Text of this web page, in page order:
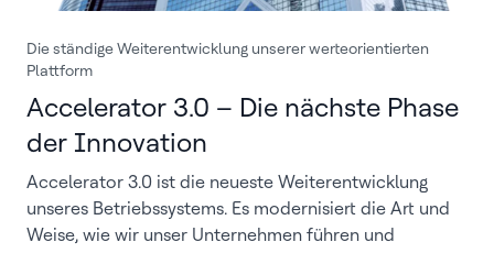
Die ständige Weiterentwicklung unserer werteorientierten
Plattform
Accelerator 3.0 – Die nächste Phase
der Innovation
Accelerator 3.0 ist die neueste Weiterentwicklung
unseres Betriebssystems. Es modernisiert die Art und
Weise, wie wir unser Unternehmen führen und